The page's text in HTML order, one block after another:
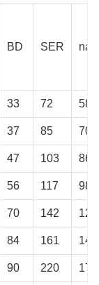
BD SER
33 72 58
37 85 70
47 103 86
56 117 98
70 142 120
84 161 140
90 220 178